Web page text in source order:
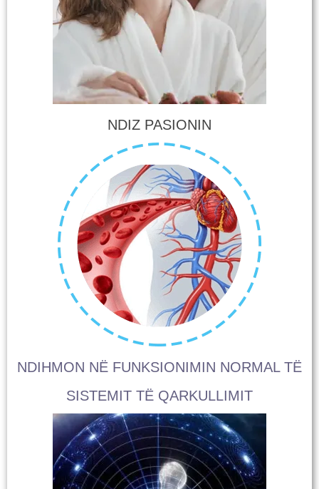
NDIZ PASIONIN
NDIHMON NË FUNKSIONIMIN NORMAL TË
SISTEMIT TË QARKULLIMIT